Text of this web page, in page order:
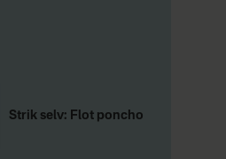
Strik selv: Flot poncho